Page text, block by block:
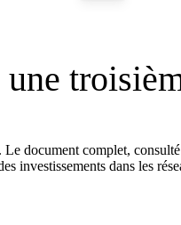
une
Le document complet,
investissements dans les